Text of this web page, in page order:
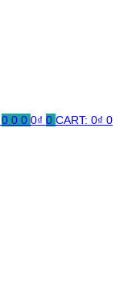
0 0 0 0₫ 0 CART: 0₫ 0